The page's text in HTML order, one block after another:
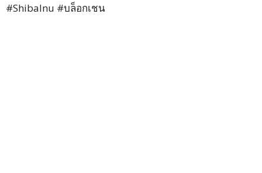
#ShibaInu #บล็อกเชน